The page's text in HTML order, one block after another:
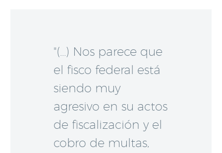
"(…) Nos parece que
el fisco federal está
siendo muy
agresivo en su actos
de fiscalización y el
cobro de multas,